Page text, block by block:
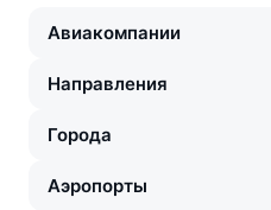
Авиакомпании
Направления
Города
Аэропорты